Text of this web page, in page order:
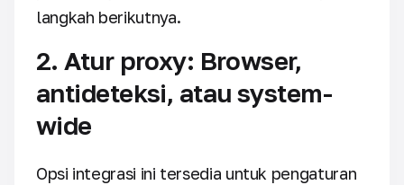
langkah berikutnya.
2. Atur proxy: Browser,
antideteksi, atau system-
wide
Opsi integrasi ini tersedia untuk pengaturan